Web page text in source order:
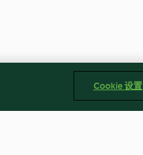
Cookie 设置